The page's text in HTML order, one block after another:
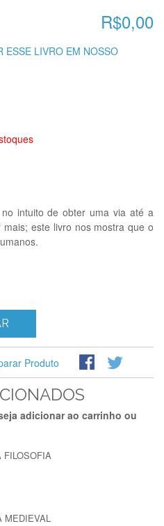
R$0,00
ESSE LIVRO EM NOSSO
intuito de obter uma via até a
este livro nos mostra que o
Produto
adicionar ao carrinho ou
FILOSOFIA
MEDIEVAL